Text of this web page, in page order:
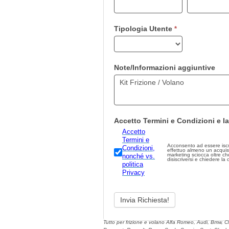
Tipologia Utente *
Note/Informazioni aggiuntive
Accetto Termini e Condizioni e
Accetto
Termini e
Condizioni,
nonché vs.
politica
Privacy
Acconsento ad essere
effettuo almeno un
marketing sciocca oltre che illegale.
disiscriversi e chiedere la
questo
campo
vuoto.
Tutto per frizione e volano Alfa Romeo, Audi, Bmw,